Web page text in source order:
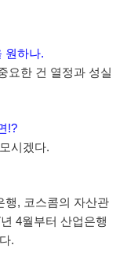
원하나.
요한 건 열정과 성실
!?
시겠다.
행, 코스콤의 자산관
4월부터 산업은행
.